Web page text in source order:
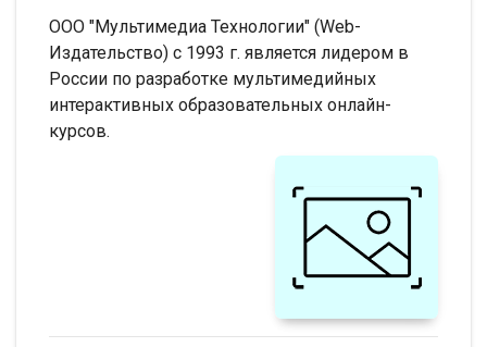
ООО "Мультимедиа Технологии" (Web-
Издательство) с 1993 г. является лидером в
России по разработке мультимедийных
интерактивных образовательных онлайн-
курсов.